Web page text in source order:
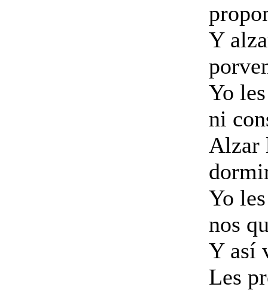
Y
Yo
ni
Alzar
Yo
nos
Y así
Les